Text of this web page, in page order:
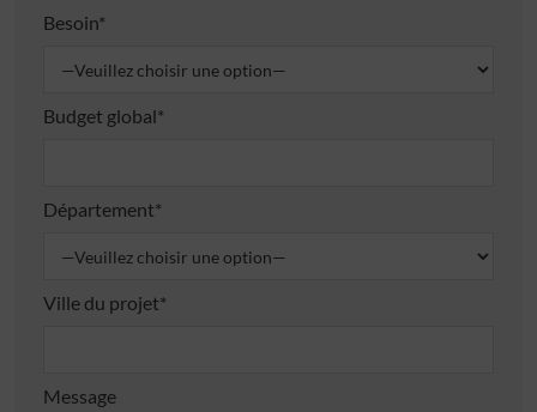
Besoin*
Budget global*
Département*
Ville du projet*
Message